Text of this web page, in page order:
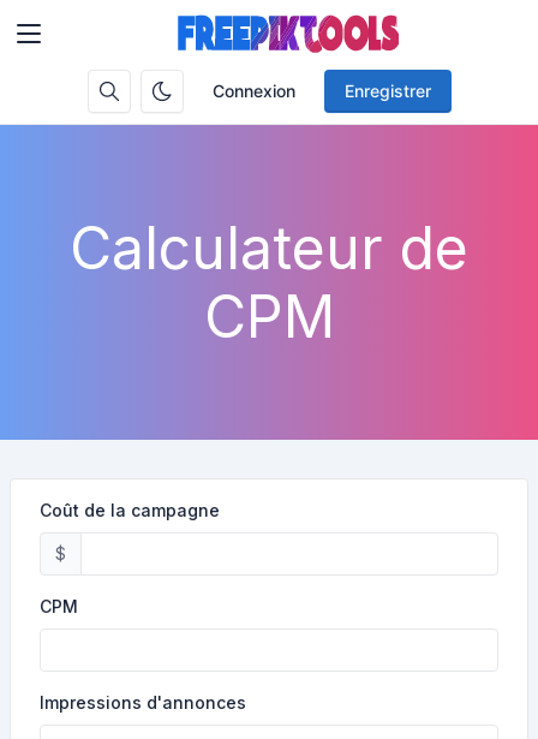
Connexion Enregistrer
Calculateur de
CPM
Coût de la campagne
$
CPM
Impressions d'annonces